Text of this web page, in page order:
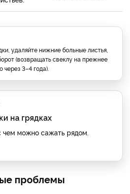
удаляйте нижние больные листья,
(возвращать свеклу на прежнее
3–4 года).
на грядках
чем можно сажать рядом.
проблемы